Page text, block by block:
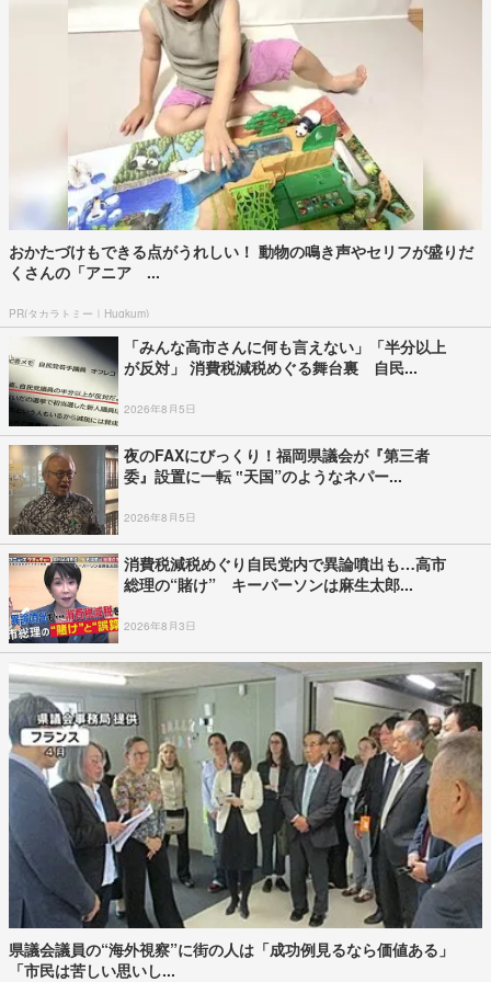
おかたづけもできる点がうれしい！ 動物の鳴き声やセリフが盛りだ
くさんの「アニア ...
PR(タカラトミー｜Hugkum)
「みんな高市さんに何も言えない」「半分以上
が反対」 消費税減税めぐる舞台裏 自民...
2026年8月5日
夜のFAXにびっくり！福岡県議会が『第三者
委』設置に一転 ‟天国”のようなネパー...
2026年8月5日
消費税減税めぐり自民党内で異論噴出も…高市
総理の“賭け” キーパーソンは麻生太郎...
2026年8月3日
県議会議員の“海外視察”に街の人は「成功例見るなら価値ある」
「市民は苦しい思いし...